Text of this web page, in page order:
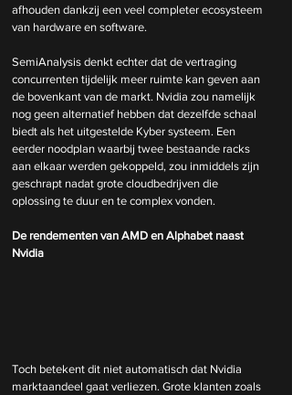
afhouden dankzij een veel completer ecosysteem
van hardware en software.
SemiAnalysis denkt echter dat de vertraging
concurrenten tijdelijk meer ruimte kan geven aan
de bovenkant van de markt. Nvidia zou namelijk
nog geen alternatief hebben dat dezelfde schaal
biedt als het uitgestelde Kyber systeem. Een
eerder noodplan waarbij twee bestaande racks
aan elkaar werden gekoppeld, zou inmiddels zijn
geschrapt nadat grote cloudbedrijven die
oplossing te duur en te complex vonden.
De rendementen van AMD en Alphabet naast
Nvidia
Toch betekent dit niet automatisch dat Nvidia
marktaandeel gaat verliezen. Grote klanten zoals